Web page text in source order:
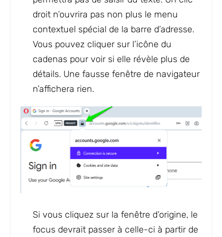
droit n’ouvrira pas non plus le menu
contextuel spécial de la barre d’adresse.
Vous pouvez cliquer sur l’icône du
cadenas pour voir si elle révèle plus de
détails. Une fausse fenêtre de navigateur
n’affichera rien.
Si vous cliquez sur la fenêtre d’origine, le
focus devrait passer à celle-ci à partir de